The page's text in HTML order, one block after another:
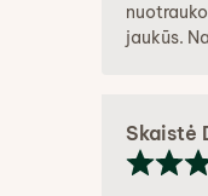
jaukūs.
Skaistė